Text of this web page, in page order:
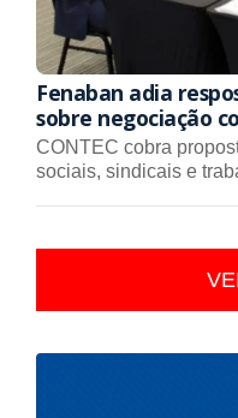
Fenaban adia
sobre negociação
CONTEC cobra
sociais, sindicais e